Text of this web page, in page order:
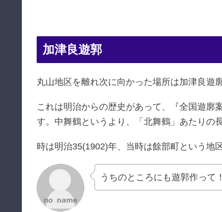
加津良遊郭
丸山地区を離れ次に向かった場所は加津良遊
これは明治からの歴史があって、『全国遊廓
す。中舞鶴というより、「北舞鶴」あたりの
時は明治35(1902)年、当時は餘部町という地
うちのところにも遊郭作って